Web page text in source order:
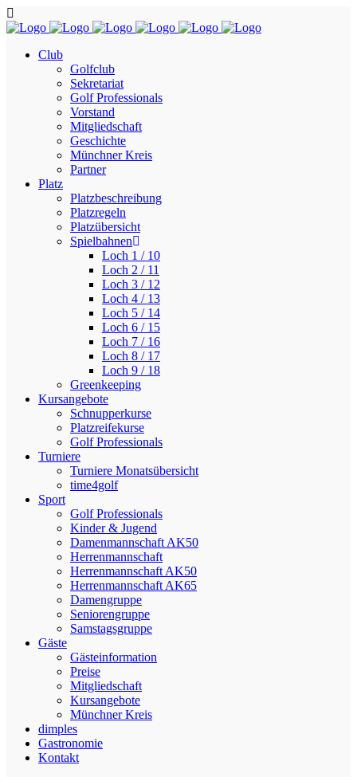
Club
Golfclub
Sekretariat
Golf Professionals
Vorstand
Mitgliedschaft
Geschichte
Münchner Kreis
Partner
Platz
Platzbeschreibung
Platzregeln
Platzübersicht
Spielbahnen
Loch 1 / 10
Loch 2 / 11
Loch 3 / 12
Loch 4 / 13
Loch 5 / 14
Loch 6 / 15
Loch 7 / 16
Loch 8 / 17
Loch 9 / 18
Greenkeeping
Kursangebote
Schnupperkurse
Platzreifekurse
Golf Professionals
Turniere
Turniere Monatsübersicht
time4golf
Sport
Golf Professionals
Kinder & Jugend
Damenmannschaft AK50
Herrenmannschaft
Herrenmannschaft AK50
Herrenmannschaft AK65
Damengruppe
Seniorengruppe
Samstagsgruppe
Gäste
Gästeinformation
Preise
Mitgliedschaft
Kursangebote
Münchner Kreis
dimples
Gastronomie
Kontakt